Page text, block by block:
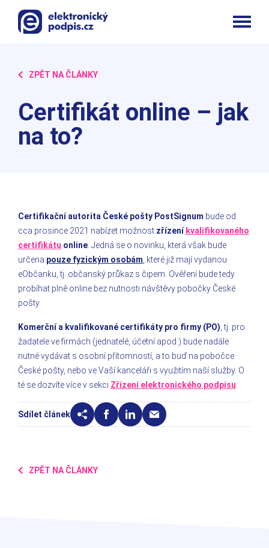
ZPĚT NA ČLÁNKY
Certifikát online – jak
na to?
Certifikační autorita České pošty PostSignum bude od
cca prosince 2021 nabízet možnost zřízení kvalifikovaného
certifikátu online . Jedná se o novinku, která však bude
určena pouze fyzickým osobám , které již mají vydanou
eObčanku, tj. občanský průkaz s čipem. Ověření bude tedy
probíhat plně online bez nutnosti návštěvy pobočky České
pošty.
Komerční a kvalifikované certifikáty pro firmy (PO) , tj. pro
žadatele ve firmách (jednatelé, účetní apod.) bude nadále
nutné vydávat s osobní přítomností, a to buď na pobočce
České pošty, nebo ve Vaší kanceláři s využitím naší služby. O
té se dozvíte více v sekci Zřízení elektronického podpisu
Sdílet článek
ZPĚT NA ČLÁNKY